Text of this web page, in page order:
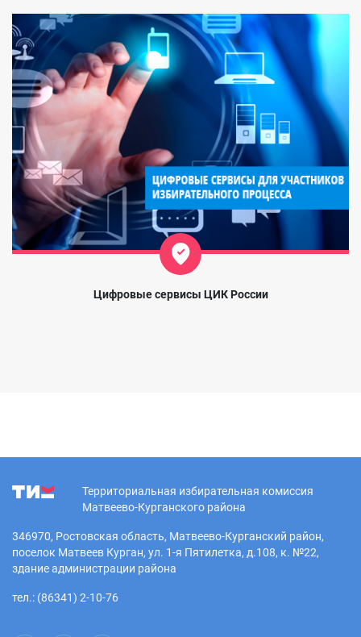
Цифровые сервисы ЦИК России
Территориальная избирательная комиссия
Матвеево-Курганского района
346970, Ростовская область, Матвеево-Курганский район,
поселок Матвеев Курган, ул. 1-я Пятилетка, д.108, к. №22,
здание администрации района
тел.: (86341) 2-10-76